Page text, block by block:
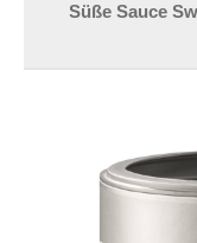
Süße Sauce